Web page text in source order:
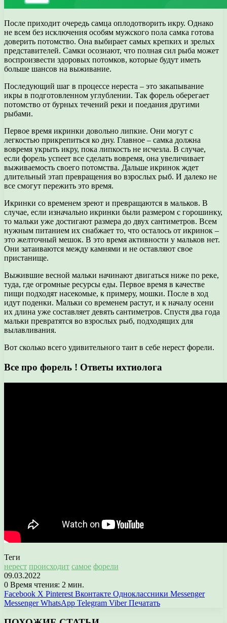
После приходит очередь самца оплодотворить икру. Однако
не всем без исключения особям мужского пола самка готова
доверить потомство. Она выбирает самых крепких и зрелых
представителей. Самки осознают, что полная сил рыба может
воспроизвести здоровых потомков, которые будут иметь
больше шансов на выживание.
Последующий шаг в процессе нереста – это закапывание
икры в подготовленном углублении. Так форель оберегает
потомство от бурных течений реки и поедания другими
рыбами.
Первое время икринки довольно липкие. Они могут с
легкостью прикрепиться ко дну. Главное – самка должна
вовремя укрыть икру, пока липкость не исчезла. В случае,
если форель успеет все сделать вовремя, она увеличивает
выживаемость своего потомства. Дальше икринок ждет
длительный этап превращения во взрослых рыб. И далеко не
все смогут пережить это время.
Икринки со временем зреют и превращаются в мальков. В
случае, если изначально икринки были размером с горошинку,
то мальки уже достигают размера до двух сантиметров. Всем
нужным питанием их снабжает то, что осталось от икринок –
это желточный мешок. В это время активности у мальков нет.
Они затаиваются между камнями и не оставляют свое
пристанище.
Выжившие весной мальки начинают двигаться ниже по реке,
туда, где огромные ресурсы еды. Первое время в качестве
пищи подходят насекомые, к примеру, мошки. После в ход
идут поденки. Мальки со временем растут, и к началу осени
их длина уже составляет девять сантиметров. Спустя два года
мальки превратятся во взрослых рыб, подходящих для
вылавливания.
Вот сколько всего удивительного таит в себе нерест форели.
Все про форель ! Ответы ихтиолога
Теги
нерест происходит самое форели
09.03.2022
0 Время чтения: 2 мин.
Facebook X Pinterest Вконтакте Одноклассники Messenger
Messenger WhatsApp Telegram Viber Печатать